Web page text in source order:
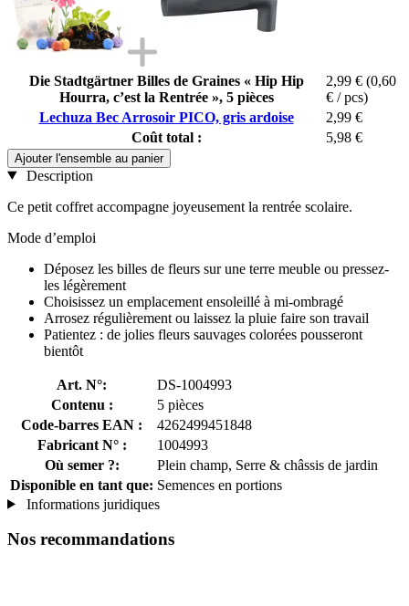
Die Stadtgärtner Billes de Graines « Hip Hip
Hourra, c’est la Rentrée », 5 pièces
2,99 € (0,60
€ / pcs)
Lechuza Bec Arrosoir PICO, gris ardoise
2,99 €
Coût total :
5,98 €
Ajouter l'ensemble au panier
Description
Ce petit coffret accompagne joyeusement la rentrée scolaire.
Mode d’emploi
Déposez les billes de fleurs sur une terre meuble ou pressez-
les légèrement
Choisissez un emplacement ensoleillé à mi-ombragé
Arrosez régulièrement ou laissez la pluie faire son travail
Patientez : de jolies fleurs sauvages colorées pousseront
bientôt
Art. N°:
DS-1004993
Contenu :
5 pièces
Code-barres EAN :
4262499451848
Fabricant N° :
1004993
Où semer ?:
Plein champ, Serre & châssis de jardin
Disponible en tant que: Semences en portions
Informations juridiques
Nos recommandations